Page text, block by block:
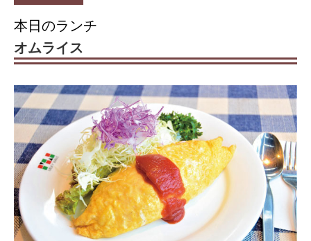
本日のランチ
オムライス